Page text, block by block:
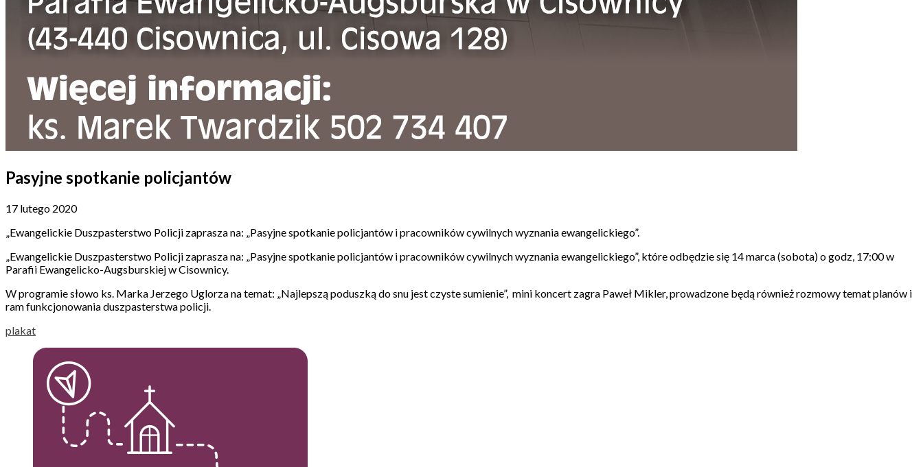
Pasyjne spotkanie policjantów
17 lutego 2020
„Ewangelickie Duszpasterstwo Policji zaprasza na: „Pasyjne spotkanie policjantów i pracowników cywilnych wyznania ewangelickiego”.
„Ewangelickie Duszpasterstwo Policji zaprasza na: „Pasyjne spotkanie policjantów i pracowników cywilnych wyznania ewangelickiego”, które odbędzie się 14 marca (sobota) o godz, 17:00 w
Parafii Ewangelicko-Augsburskiej w Cisownicy.
W programie słowo ks. Marka Jerzego Uglorza na temat: „Najlepszą poduszką do snu jest czyste sumienie”, mini koncert zagra Paweł Mikler, prowadzone będą również rozmowy temat planów i
ram funkcjonowania duszpasterstwa policji.
plakat